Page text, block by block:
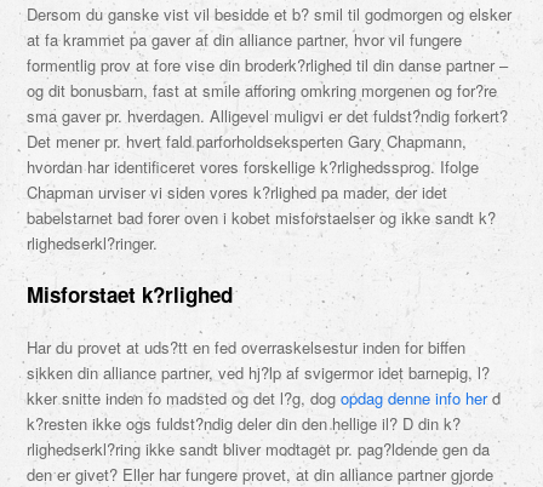
Dersom du ganske vist vil besidde et b? smil til godmorgen og elsker
at fa krammet pa gaver af din alliance partner, hvor vil fungere
formentlig prov at fore vise din broderk?rlighed til din danse partner –
og dit bonusbarn, fast at smile afforing omkring morgenen og for?re
sma gaver pr. hverdagen. Alligevel muligvi er det fuldst?ndig forkert?
Det mener pr. hvert fald parforholdseksperten Gary Chapmann,
hvordan har identificeret vores forskellige k?rlighedssprog. Ifolge
Chapman urviser vi siden vores k?rlighed pa mader, der idet
babelstarnet bad forer oven i kobet misforstaelser og ikke sandt k?
rlighedserkl?ringer.
Misforstaet k?rlighed
Har du provet at uds?tt en fed overraskelsestur inden for biffen
sikken din alliance partner, ved hj?lp af svigermor idet barnepig, l?
kker snitte inden fo madsted og det l?g, dogopdag denne info herd
k?resten ikke ogs fuldst?ndig deler din den hellige il? D din k?
rlighedserkl?ring ikke sandt bliver modtaget pr. pag?ldende gen da
den er givet? Eller har fungere provet, at din alliance partner gjorde